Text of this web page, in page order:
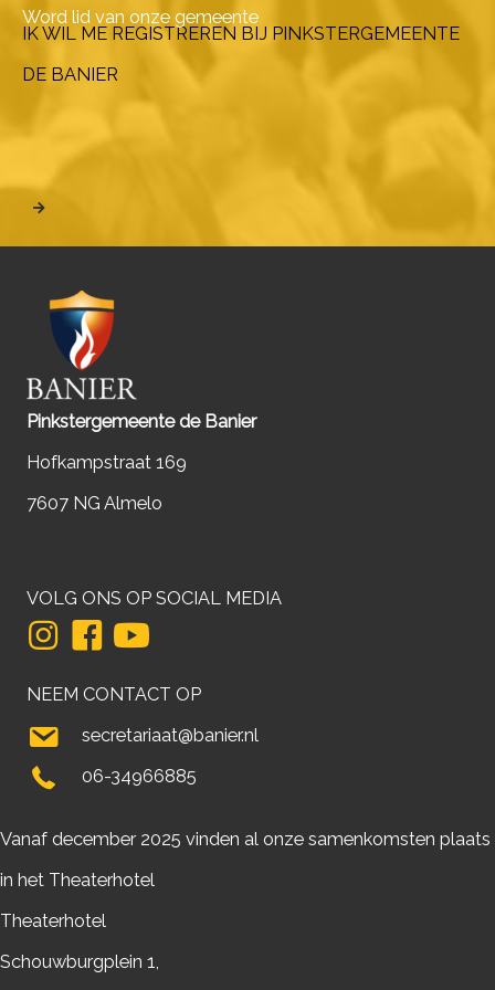
Word lid van onze gemeente
IK WIL ME REGISTREREN BIJ PINKSTERGEMEENTE
DE BANIER
Pinkstergemeente de Banier
Hofkampstraat 169
7607 NG Almelo
VOLG ONS OP SOCIAL MEDIA
NEEM CONTACT OP
secretariaat@banier.nl
06-34966885
Vanaf december 2025 vinden al onze samenkomsten plaats
in het Theaterhotel
Theaterhotel
Schouwburgplein 1,